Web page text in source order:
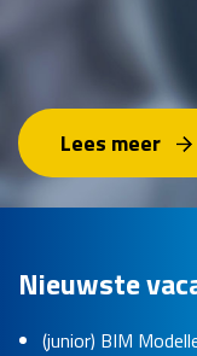
Lees meer
Nieuwste
(junior) BIM